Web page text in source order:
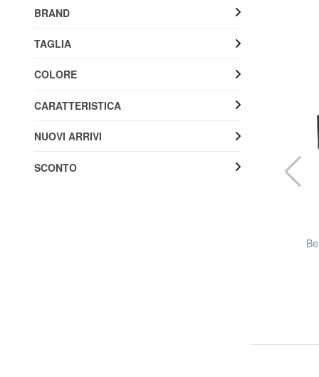
BRAND
TAGLIA
COLORE
CARATTERISTICA
NUOVI ARRIVI
SCONTO